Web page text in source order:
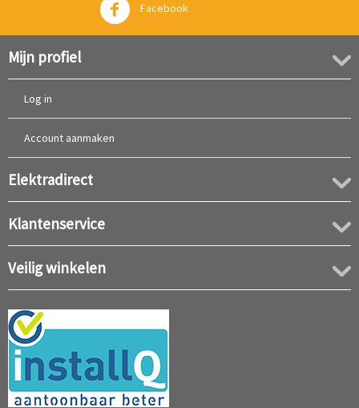
Facebook
Mijn profiel
Log in
Account aanmaken
Elektradirect
Klantenservice
Veilig winkelen